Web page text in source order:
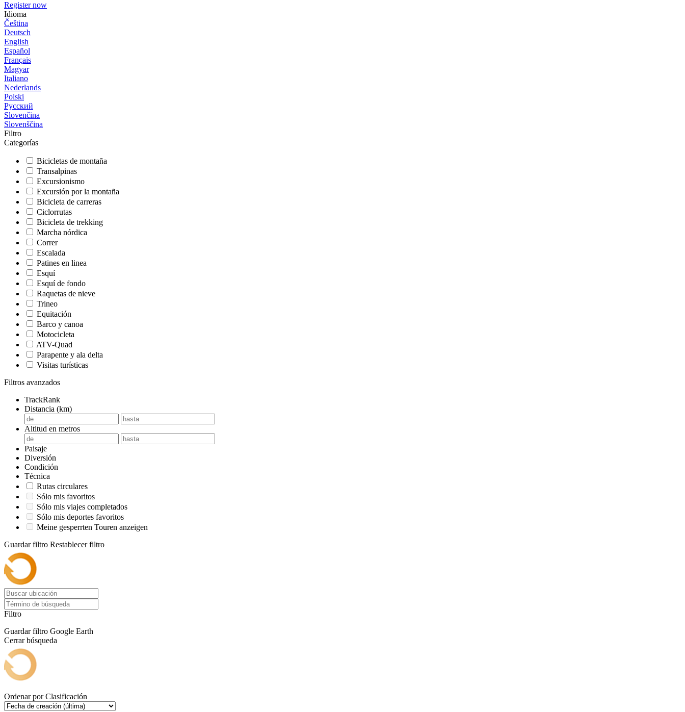
Register now
Idioma
Čeština
Deutsch
English
Español
Français
Magyar
Italiano
Nederlands
Polski
Русский
Slovenčina
Slovenščina
Filtro
Categorías
Bicicletas de montaña
Transalpinas
Excursionismo
Excursión por la montaña
Bicicleta de carreras
Ciclorrutas
Bicicleta de trekking
Marcha nórdica
Correr
Escalada
Patines en linea
Esquí
Esquí de fondo
Raquetas de nieve
Trineo
Equitación
Barco y canoa
Motocicleta
ATV-Quad
Parapente y ala delta
Visitas turísticas
Filtros avanzados
TrackRank
Distancia (km)
Altitud en metros
Paisaje
Diversión
Condición
Técnica
Rutas circulares
Sólo mis favoritos
Sólo mis viajes completados
Sólo mis deportes favoritos
Meine gesperrten Touren anzeigen
Guardar filtro Restablecer filtro
Filtro
Guardar filtro Google Earth
Cerrar búsqueda
Ordenar por Clasificación